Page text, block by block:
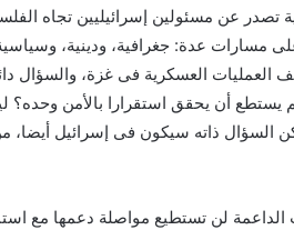
تصدر عن مسئولين إسرائيليين تجاه
مسارات عدة: جغرافية، ودينية،
العسكرية فى غزة، والسؤال
أن يحقق استقرارا بالأمن
السؤال ذاته سيكون فى إسرائيل أيضا،
الداعمة لن تستطيع مواصلة دعمها مع